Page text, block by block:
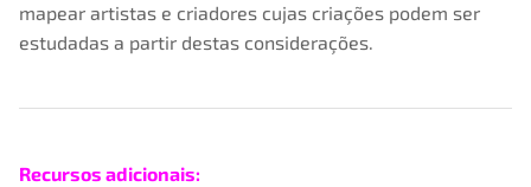
mapear artistas e criadores cujas criações podem ser
estudadas a partir destas considerações.
Recursos adicionais: